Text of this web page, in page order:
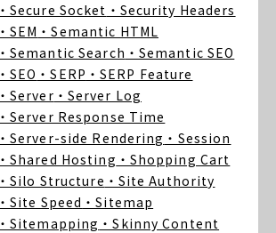
・Secure Socket ・Security Headers
・SEM ・Semantic HTML
・Semantic Search ・Semantic SEO
・SEO ・SERP ・SERP Feature
・Server ・Server Log
・Server Response Time
・Server-side Rendering ・Session
・Shared Hosting ・Shopping Cart
・Silo Structure ・Site Authority
・Site Speed ・Sitemap
・Sitemapping ・Skinny Content